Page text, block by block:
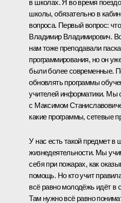
в школах. Я во время
школы, обязательно в
вопроса. Первый вопрос:
Владимир Владимирович.
нам тоже преподавали
программирования, но он
были более современные.
обновлять программы
учителей информатики. Мы
с Максимом
какие программы, сетевые
У нас есть такой предмет в
жизнедеятельности. Мы
себя при пожарах, как
помощь. Но кто учит
всё равно молодёжь идёт в
Там нужно всё равно